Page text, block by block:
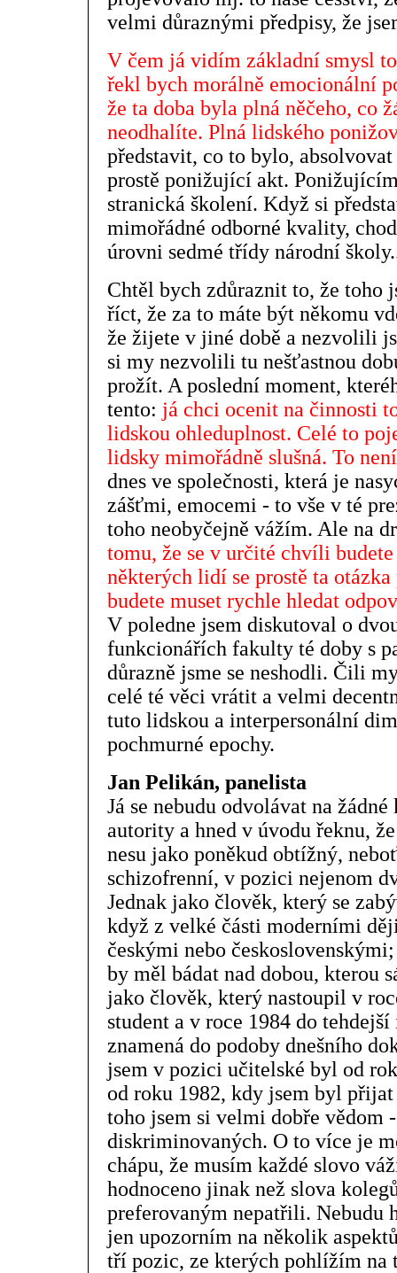
velmi důraznými předpisy, že
V čem já vidím základní smysl
řekl bych morálně emocionální
že ta doba byla plná něčeho, co
neodhalíte. Plná lidského
představit, co to bylo,
prostě ponižující akt.
stranická školení. Když si
mimořádné odborné kvality,
úrovni sedmé třídy národní
Chtěl bych zdůraznit to, že toho
říct, že za to máte být někomu
že žijete v jiné době a nezvolili
si my nezvolili tu nešťastnou
prožít. A poslední moment,
tento: já chci ocenit na činnosti
lidskou ohleduplnost. Celé to
lidsky mimořádně slušná. To
dnes ve společnosti, která je
zášťmi, emocemi - to vše v té
toho neobyčejně vážím. Ale na
tomu, že se v určité chvíli
některých lidí se prostě ta
budete muset rychle hledat
V poledne jsem diskutoval o
funkcionářích fakulty té doby s
důrazně jsme se neshodli. Čili
celé té věci vrátit a velmi
tuto lidskou a interpersonální
pochmurné epochy.
Jan Pelikán, panelista
Já se nebudu odvolávat na
autority a hned v úvodu řeknu,
nesu jako poněkud obtížný,
schizofrenní, v pozici nejenom
Jednak jako člověk, který se
když z velké části moderními
českými nebo
by měl bádat nad dobou, kterou
jako člověk, který nastoupil v
student a v roce 1984 do
znamená do podoby dnešního
jsem v pozici učitelské byl od
od roku 1982, kdy jsem byl
toho jsem si velmi dobře vědom
diskriminovaných. O to více je
chápu, že musím každé slovo
hodnoceno jinak než slova
preferovaným nepatřili. Nebudu
jen upozorním na několik
tří pozic, ze kterých pohlížím na